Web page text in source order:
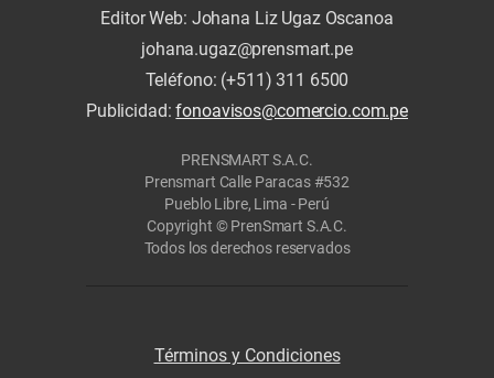
Editor Web: Johana Liz Ugaz Oscanoa
johana.ugaz@prensmart.pe
Teléfono: (+511) 311 6500
Publicidad:fonoavisos@comercio.com.pe
PRENSMART S.A.C.
Prensmart Calle Paracas #532
Pueblo Libre, Lima - Perú
Copyright © PrenSmart S.A.C.
Todos los derechos reservados
Términos y Condiciones